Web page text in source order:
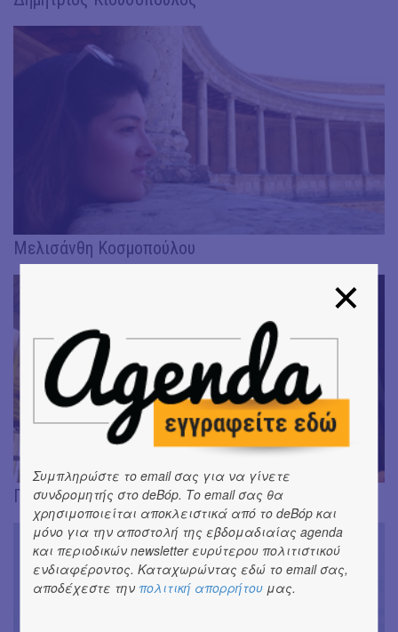
Μελισάνθη Κοσμοπούλου
Γιώργος Κουκόπουλος
Συμπληρώστε το email σας για να γίνετε
συνδρομητής στο deBόp. Το email σας θα
χρησιμοποιείται αποκλειστικά από το deBόp και
μόνο για την αποστολή της εβδομαδιαίας agenda
και περιοδικών newsletter ευρύτερου πολιτιστικού
ενδιαφέροντος. Καταχωρώντας εδώ το email σας,
αποδέχεστε την πολιτική απορρήτου μας.